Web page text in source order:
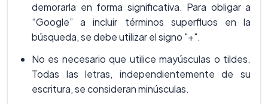
demorarla en forma significativa. Para obligar a
“Google” a incluir términos superfluos en la
búsqueda, se debe utilizar el signo "+".
No es necesario que utilice mayúsculas o tildes.
Todas las letras, independientemente de su
escritura, se consideran minúsculas.